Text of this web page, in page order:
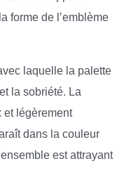
forme de l’emblème
laquelle la palette
la sobriété. La
et légèrement
dans la couleur
est attrayant